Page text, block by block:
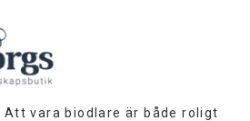
vara biodlare är både roligt